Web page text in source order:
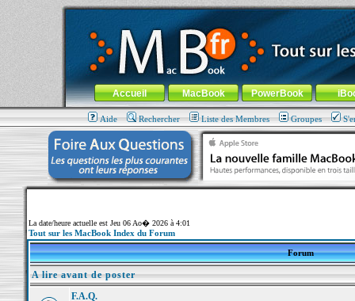
MacBook-fr.com : 100% Apple... 100% nomade !
Aller au contenu-Aller au menu général-Aller au menu de
Menu général
Accueil MacBook PowerBook
Aide Rechercher Liste des Membres Groupes
La date/heure actuelle est Jeu 06 Ao� 2026 à 4:01
Tout sur les MacBook Index du Forum
Forum
A lire avant de poster
F.A.Q.